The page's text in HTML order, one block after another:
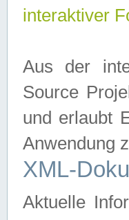
interaktiver
Aus der
Source
und erlaubt
Anwendung
XML-
Aktuelle